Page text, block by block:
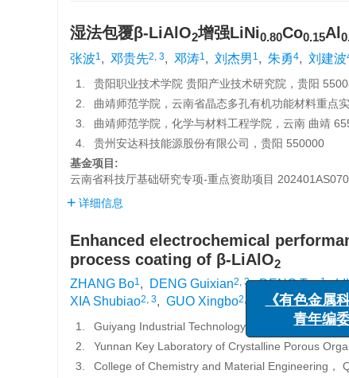
湿法包覆β-LiAlO2增强LiNi0.80Co0.15Al
张波1, 邓贵先2, 3, 邓涛1, 刘杰男 1, 朱勇4, 刘建波
1.
贵阳职业技术学院 贵阳产业技术研究院，贵阳
2.
曲靖师范学院，云南省晶态多孔有机功能材料重点
3.
曲靖师范学院，化学与材料工程学院，云南 曲靖
4.
贵州安达科技能源股份有限公司，贵阳 550000
基金项目:
云南省科技厅基础研究专项-重点资助项目
详细信息
Enhanced electrochemical
process coating of β-LiAlO2
ZHANG Bo1, DENG Guixian2, 3, DENG Tao1,
XIA Shubiao2, 3, GUO Xingbo2,
1.
Guiyang Industrial Technology Research Institute
2.
Yunnan Key Laboratory of Crystalline Porous
3.
College of Chemistry and Material Engineering，
《有色
青